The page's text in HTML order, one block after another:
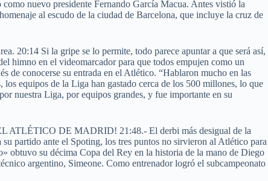
nuevo presidente Fernando García Macua. Antes vistió la
al escudo de la ciudad de Barcelona, que incluye la cruz de
20:14 Si la gripe se lo permite, todo parece apuntar a que será así,
himno en el videomarcador para que todos empujen como un
de conocerse su entrada en el Atlético. “Hablaron mucho en las
equipos de la Liga han gastado cerca de los 500 millones, lo que
nuestra Liga, por equipos grandes, y fue importante en su
ATLÉTICO DE MADRID! 21:48.- El derbi más desigual de la
partido ante el Spoting, los tres puntos no sirvieron al Atlético para
obtuvo su décima Copa del Rey en la historia de la mano de Diego
argentino, Simeone. Como entrenador logró el subcampeonato